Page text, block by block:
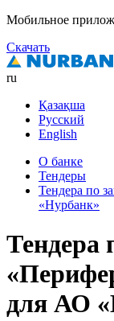
Мобильное
Скачать
ru
Қазақша
Русский
English
О банке
Тендеры
Тендера по
«Нурбанк»
Тендера
для АО